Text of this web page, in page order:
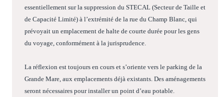
essentiellement sur la suppression du STECAL (Secteur de Taille et
de Capacité Limité) à l’extrémité de la rue du Champ Blanc, qui
prévoyait un emplacement de halte de courte durée pour les gens
du voyage, conformément à la jurisprudence.
La réflexion est toujours en cours et s’oriente vers le parking de la
Grande Mare, aux emplacements déjà existants. Des aménagements
seront nécessaires pour installer un point d’eau potable.